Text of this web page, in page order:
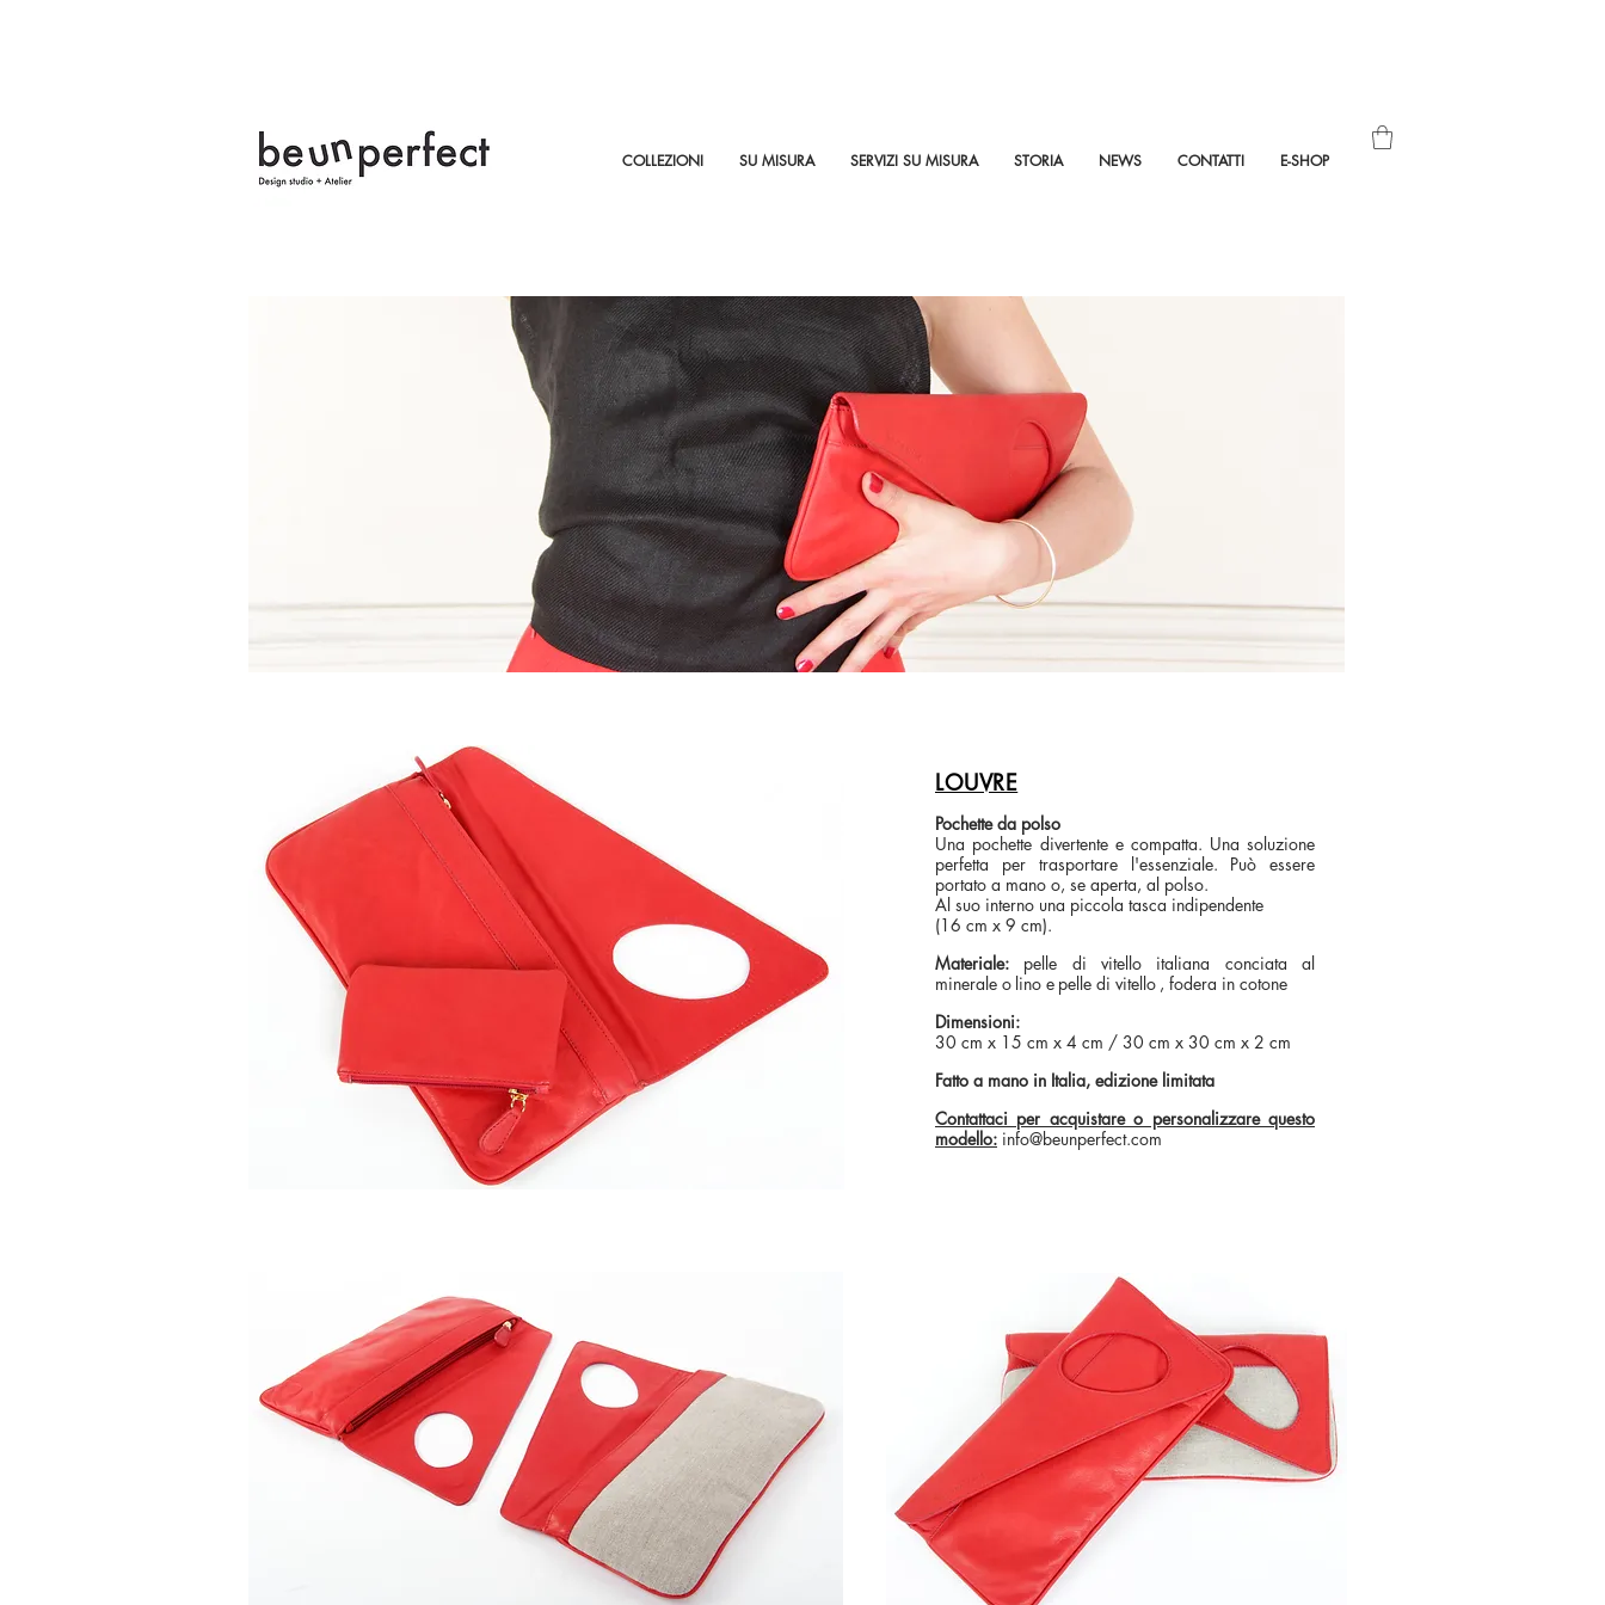
COLLEZIONI SU MISURA SERVIZI SU MISURA STORIA NEWS CONTATTI E-SHOP
LOUVRE
Pochette da polso
Una pochette divertente e compatta. Una soluzione
perfetta per trasportare l'essenziale.
Può essere
portato a mano o, se aperta, al polso.
Al suo interno una piccola tasca indipendente
(16 cm x 9 cm).
Materiale: pelle di vitello italiana conciata al
minerale o lino e pelle di vitello , fodera in cotone
Dimensioni:
30 cm x 15 cm x 4 cm / 30 cm x 30 cm x 2 cm
Fatto a mano in Italia, edizione limitata
Contattaci per acquistare o personalizzare questo
modello: info@beunperfect.com